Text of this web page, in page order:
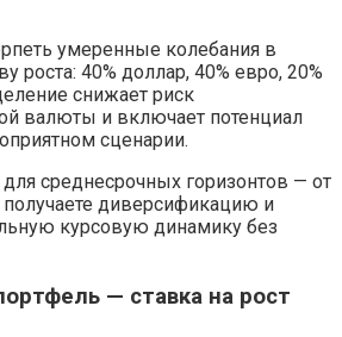
умеренные колебания в
роста: 40% доллар, 40% евро, 20%
снижает риск
валюты и включает потенциал
сценарии.
среднесрочных горизонтов — от
получаете диверсификацию и
курсовую динамику без
— ставка на рост